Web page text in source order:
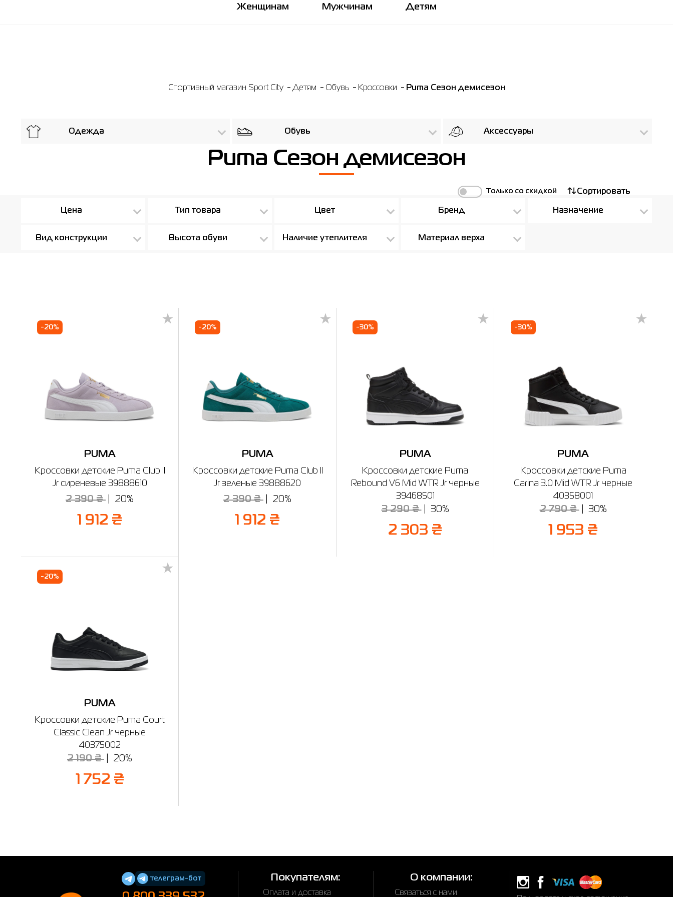
Женщинам Мужчинам Детям
Спортивный магазин Sport City Детям Обувь Кросcовки Puma Сезон демисезон
Одежда Обувь Аксессуары
Puma Сезон демисезон
Только со скидкой Сортировать
Цена Тип товара Цвет Бренд Назначение
Вид конструкции Высота обуви Наличие утеплителя Материал верха
-20%
PUMA
Кроссовки детские Puma Club II
Jr сиреневые 39888610
2 390 ₴ 20%
1 912 ₴
-20%
PUMA
Кроссовки детские Puma Club II
Jr зеленые 39888620
2 390 ₴ 20%
1 912 ₴
-30%
PUMA
Кроссовки детские Puma
Rebound V6 Mid WTR Jr черные
39468501
3 290 ₴ 30%
2 303 ₴
-30%
PUMA
Кроссовки детские Puma
Carina 3.0 Mid WTR Jr черные
40358001
2 790 ₴ 30%
1 953 ₴
-20%
PUMA
Кроссовки детские Puma Court
Classic Clean Jr черные
40375002
2 190 ₴ 20%
1 752 ₴
телеграм-бот Покупателям:
Оплата и доставка
О компании:
Связаться с нами